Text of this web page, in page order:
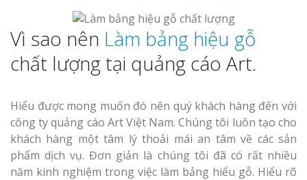
Vì sao nên Làm bảng hiệu gỗ
chất lượng tại quảng cáo Art.
Hiểu được mong muốn đó nên quý khách hàng đến với
công ty quảng cáo Art Việt Nam. Chúng tôi luôn tạo cho
khách hàng một tâm lý thoải mái an tâm về các sản
phẩm dịch vụ. Đơn giản là chúng tôi đã có rất nhiều
năm kinh nghiệm trong việc làm bảng hiểu gỗ. Hiểu rõ